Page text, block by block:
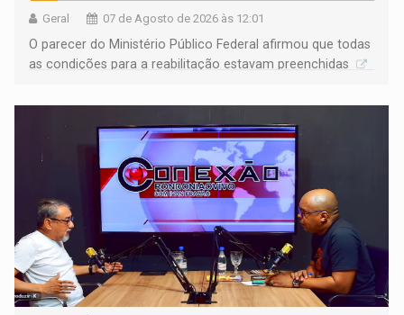
Geral 07 de Agosto de 2026 às 12:01
O parecer do Ministério Público Federal afirmou que todas
as condições para a reabilitação estavam preenchidas